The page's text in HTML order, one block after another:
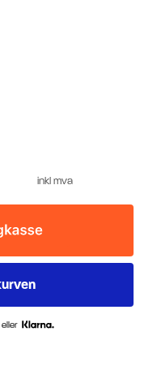
inkl mva
eller